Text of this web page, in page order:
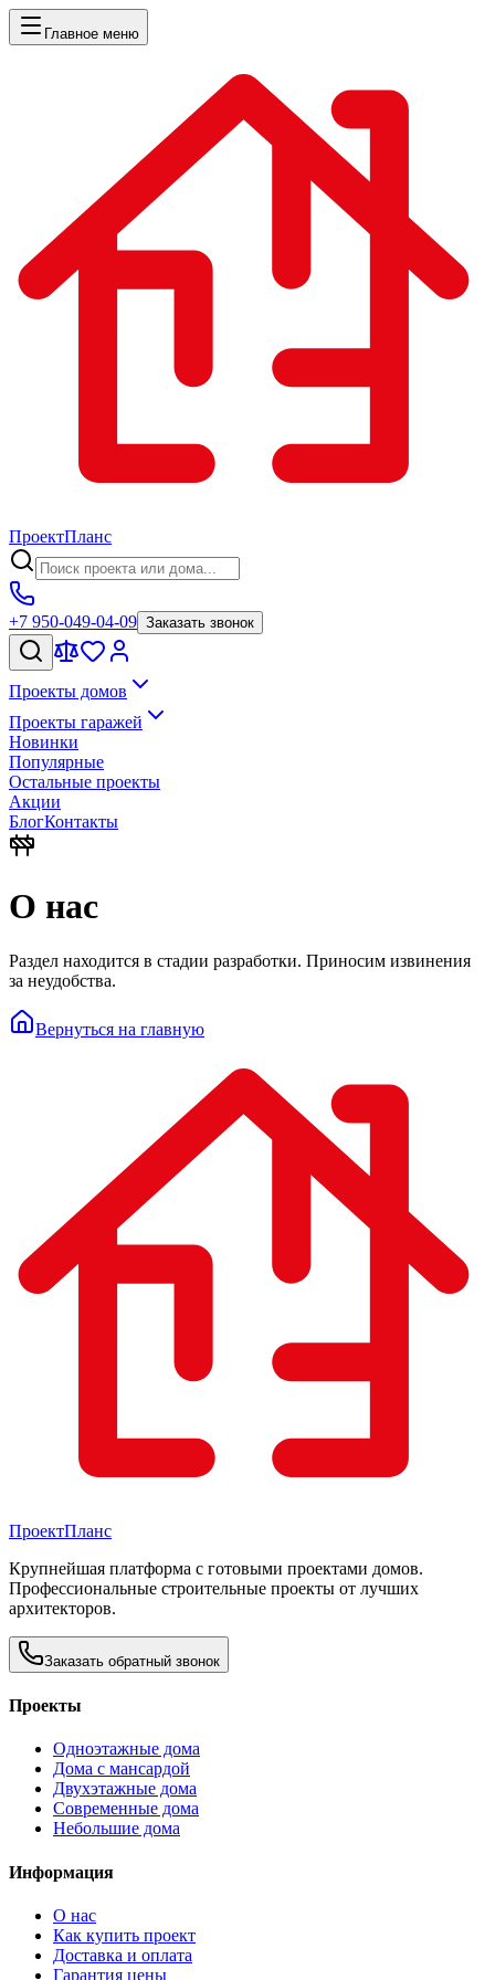
Главное меню
ПроектПланс
+7 950-049-04-09 Заказать звонок
Проекты домов
Проекты гаражей
Новинки
Популярные
Остальные проекты
Акции
БлогКонтакты
О нас
Раздел находится в стадии разработки. Приносим извинения
за неудобства.
Вернуться на главную
ПроектПланс
Крупнейшая платформа с готовыми проектами домов.
Профессиональные строительные проекты от лучших
архитекторов.
Заказать обратный звонок
Проекты
Одноэтажные дома
Дома с мансардой
Двухэтажные дома
Современные дома
Небольшие дома
Информация
О нас
Как купить проект
Доставка и оплата
Гарантия цены